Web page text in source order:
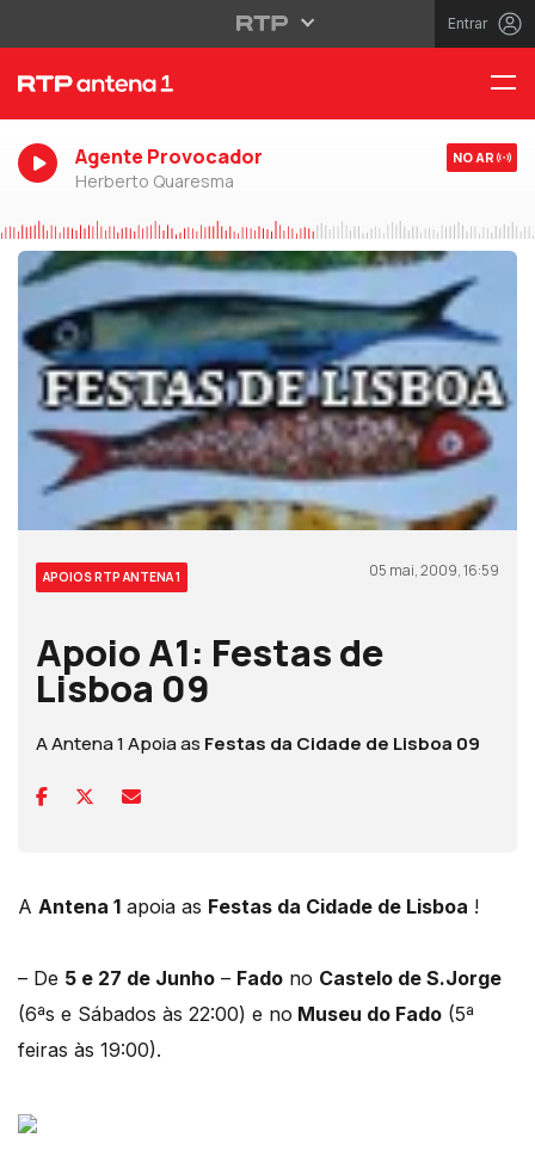
Entrar
Agente Provocador
Herberto Quaresma
NO AR
APOIOS RTP ANTENA 1 05 mai, 2009, 16:59
Apoio A1: Festas de
Lisboa 09
A Antena 1 Apoia as Festas da Cidade de Lisboa 09
A Antena 1 apoia as Festas da Cidade de Lisboa !
– De 5 e 27 de Junho – Fado no Castelo de S.Jorge
(6ªs e Sábados às 22:00) e no Museu do Fado (5ª
feiras às 19:00).